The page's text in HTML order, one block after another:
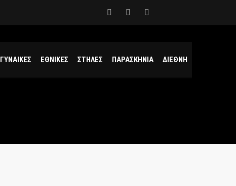
ΓΥΝΑΙΚΕΣ ΕΘΝΙΚΕΣ ΣΤΗΛΕΣ ΠΑΡΑΣΚΗΝΙΑ ΔΙΕΘΝΗ